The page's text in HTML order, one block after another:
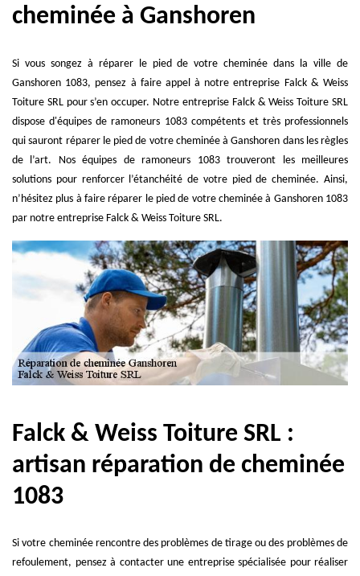
cheminée à Ganshoren
Si vous songez à réparer le pied de votre cheminée dans la ville de
Ganshoren 1083, pensez à faire appel à notre entreprise Falck & Weiss
Toiture SRL pour s’en occuper. Notre entreprise Falck & Weiss Toiture SRL
dispose d'équipes de ramoneurs 1083 compétents et très professionnels
qui sauront réparer le pied de votre cheminée à Ganshoren dans les règles
de l’art. Nos équipes de ramoneurs 1083 trouveront les meilleures
solutions pour renforcer l’étanchéité de votre pied de cheminée. Ainsi,
n’hésitez plus à faire réparer le pied de votre cheminée à Ganshoren 1083
par notre entreprise Falck & Weiss Toiture SRL.
Falck & Weiss Toiture SRL :
artisan réparation de cheminée
1083
Si votre cheminée rencontre des problèmes de tirage ou des problèmes de
refoulement, pensez à contacter une entreprise spécialisée pour réaliser